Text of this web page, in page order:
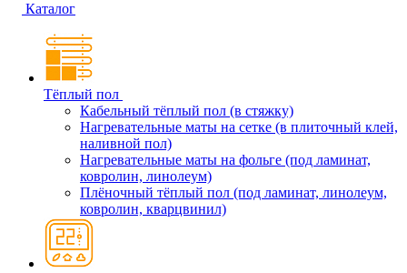
Каталог
Тёплый пол
Кабельный тёплый пол (в стяжку)
Нагревательные маты на сетке (в плиточный клей,
наливной пол)
Нагревательные маты на фольге (под ламинат,
ковролин, линолеум)
Плёночный тёплый пол (под ламинат, линолеум,
ковролин, кварцвинил)